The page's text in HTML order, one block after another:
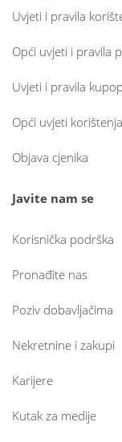
Uvjeti i pravila
Opći uvjeti i pravila
Uvjeti i pravila
Opći uvjeti
Objava cjenika
Javite nam se
Korisnička podrška
Pronađite nas
Poziv dobavljačima
Nekretnine i zakupi
Karijere
Kutak za medije